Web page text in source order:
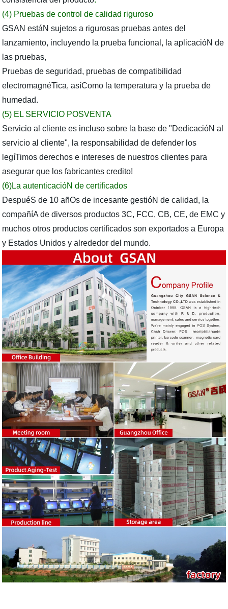
(4) Pruebas de control de calidad riguroso
GSAN estáN sujetos a rigurosas pruebas antes del
lanzamiento, incluyendo la prueba funcional, la aplicacióN de
las pruebas,
Pruebas de seguridad, pruebas de compatibilidad
electromagnéTica, asíComo la temperatura y la prueba de
humedad.
(5) EL SERVICIO POSVENTA
Servicio al cliente es incluso sobre la base de "DedicacióN al
servicio al cliente", la responsabilidad de defender los
legíTimos derechos e intereses de nuestros clientes para
asegurar que los fabricantes credito!
(6)La autenticacióN de certificados
DespuéS de 10 añOs de incesante gestióN de calidad, la
compañíA de diversos productos 3C, FCC, CB, CE, de EMC y
muchos otros productos certificados son exportados a Europa
y Estados Unidos y alrededor del mundo.